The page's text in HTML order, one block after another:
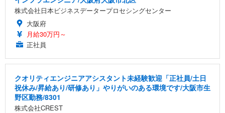
株式会社日本ビジネスデータープロセシングセンター
大阪府
月給30万円～
正社員
クオリティエンジニアアシスタント未経験歓迎「正社員/土日
祝休み/昇給あり/研修あり」やりがいのある環境です/大阪市生
野区勤務/8301
株式会社CREST